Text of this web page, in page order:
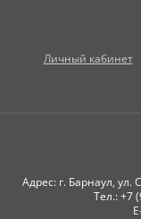
Личный кабинет
Адрес: г. Барнаул, ул.
Тел.: +7